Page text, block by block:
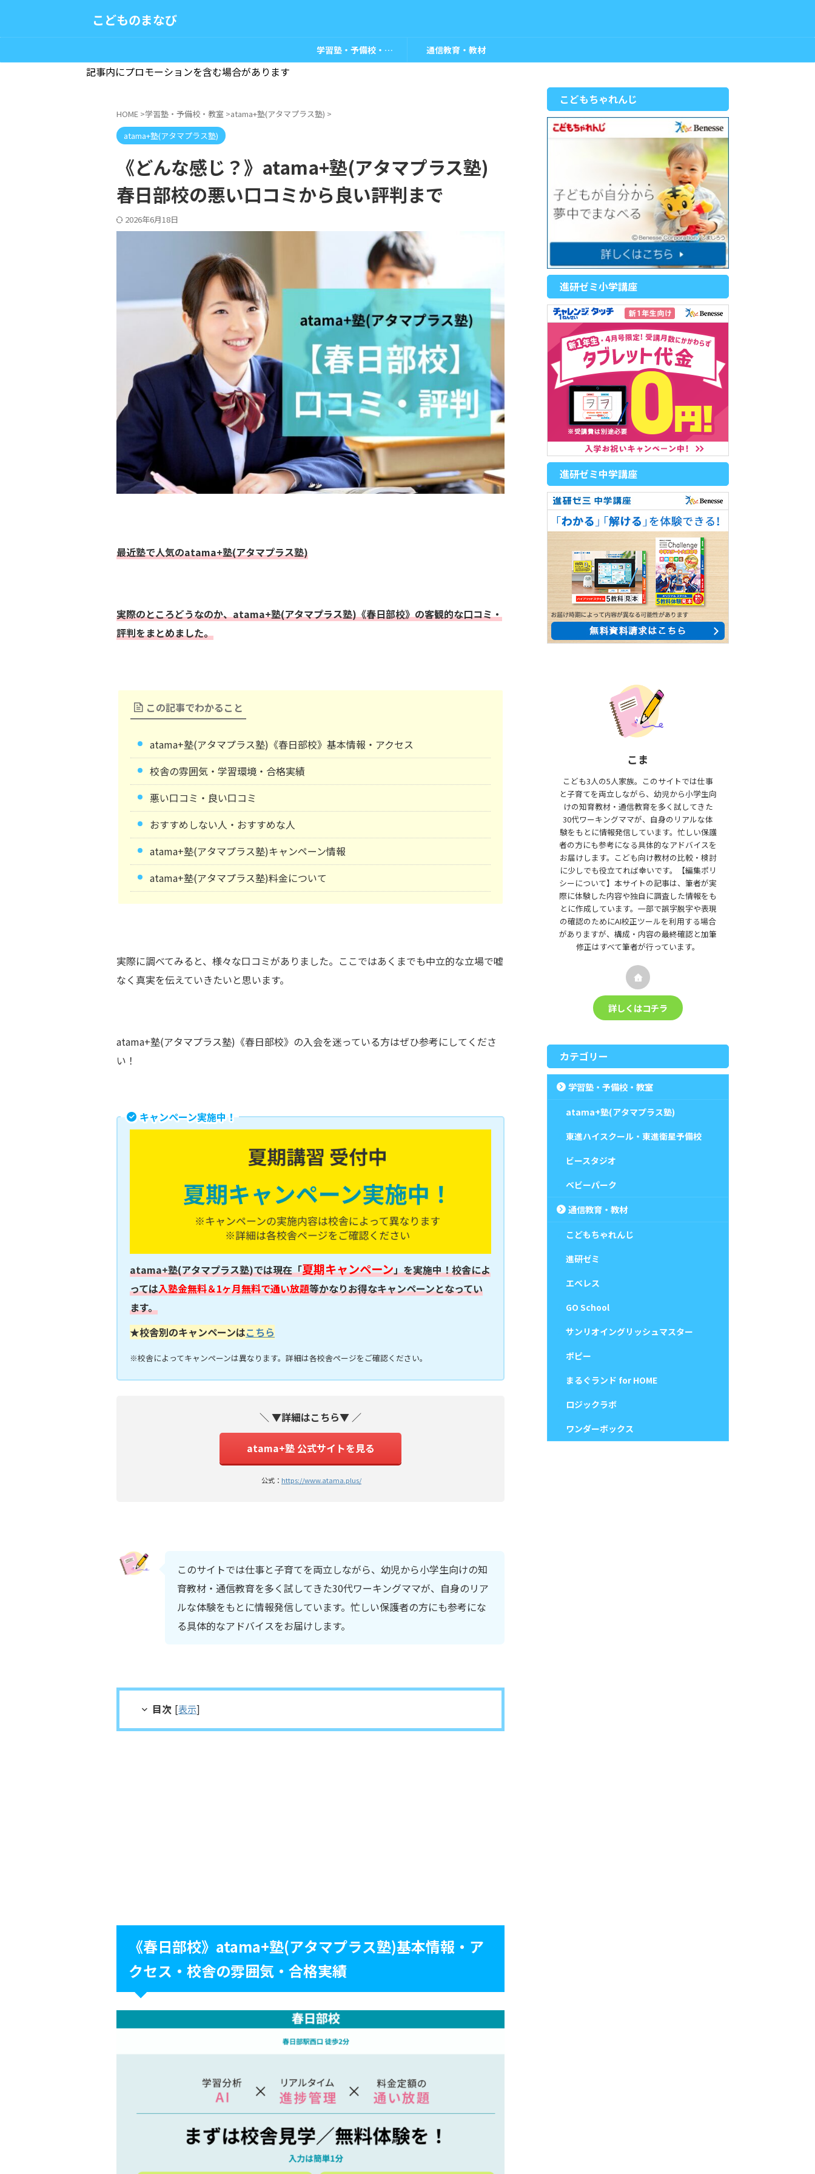
こどものまなび
学習塾・予備校・教室 通信教育・教材
記事内にプロモーションを含む場合があります
HOME >学習塾・予備校・教室 >atama+塾(アタマプラス塾) >
atama+塾(アタマプラス塾)
《どんな感じ？》atama+塾(アタマプラス塾)
春日部校の悪い口コミから良い評判まで
2026年6月18日
最近塾で人気のatama+塾(アタマプラス塾)
実際のところどうなのか、atama+塾(アタマプラス塾)《春日部校》の客観的な口コミ・
評判をまとめました。
この記事でわかること
atama+塾(アタマプラス塾)《春日部校》基本情報・アクセス
校舎の雰囲気・学習環境・合格実績
悪い口コミ・良い口コミ
おすすめしない人・おすすめな人
atama+塾(アタマプラス塾)キャンペーン情報
atama+塾(アタマプラス塾)料金について
実際に調べてみると、様々な口コミがありました。ここではあくまでも中立的な立場で嘘
なく真実を伝えていきたいと思います。
atama+塾(アタマプラス塾)《春日部校》の入会を迷っている方はぜひ参考にしてくださ
い！
キャンペーン実施中！
atama+塾(アタマプラス塾)では現在「夏期キャンペーン」を実施中！校舎によ
っては入塾金無料＆1ヶ月無料で通い放題等かなりお得なキャンペーンとなってい
ます。
★校舎別のキャンペーンはこちら
※校舎によってキャンペーンは異なります。詳細は各校舎ページをご確認ください。
＼ ▼詳細はこちら▼ ／
atama+塾 公式サイトを見る
公式： https://www.atama.plus/
このサイトでは仕事と子育てを両立しながら、幼児から小学生向けの知
育教材・通信教育を多く試してきた30代ワーキングママが、自身のリア
ルな体験をもとに情報発信しています。忙しい保護者の方にも参考にな
る具体的なアドバイスをお届けします。
目次 [表示]
《春日部校》atama+塾(アタマプラス塾)基本情報・ア
クセス・校舎の雰囲気・合格実績
こどもちゃれんじ
進研ゼミ小学講座
進研ゼミ中学講座
こま
こども3人の5人家族。このサイトでは仕事
と子育てを両立しながら、幼児から小学生向
けの知育教材・通信教育を多く試してきた
30代ワーキングママが、自身のリアルな体
験をもとに情報発信しています。忙しい保護
者の方にも参考になる具体的なアドバイスを
お届けします。こども向け教材の比較・検討
に少しでも役立てれば幸いです。【編集ポリ
シーについて】本サイトの記事は、筆者が実
際に体験した内容や独自に調査した情報をも
とに作成しています。一部で誤字脱字や表現
の確認のためにAI校正ツールを利用する場合
がありますが、構成・内容の最終確認と加筆
修正はすべて筆者が行っています。
詳しくはコチラ
カテゴリー
学習塾・予備校・教室
atama+塾(アタマプラス塾)
東進ハイスクール・東進衛星予備校
ビースタジオ
ベビーパーク
通信教育・教材
こどもちゃれんじ
進研ゼミ
エベレス
GO School
サンリオイングリッシュマスター
ポピー
まるぐランド for HOME
ロジックラボ
ワンダーボックス